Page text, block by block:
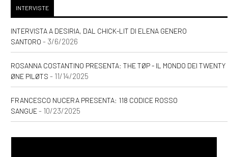
INTERVISTE
INTERVISTA A DESIRIA, DAL CHICK-LIT DI ELENA GENERO
SANTORO - 3/6/2026
ROSANNA COSTANTINO PRESENTA: THE TØP - IL MONDO DEI TWENTY
ØNE PILØTS - 11/14/2025
FRANCESCO NUCERA PRESENTA: 118 CODICE ROSSO
SANGUE- 10/23/2025